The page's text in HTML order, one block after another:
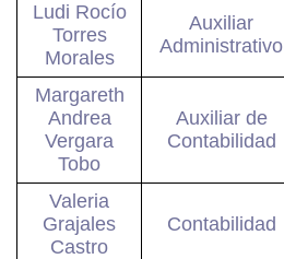
Ludi Rocío
Torres
Morales
Auxiliar
Administrativo
Margareth
Andrea
Vergara
Tobo
Auxiliar de
Contabilidad
Valeria
Grajales
Castro
Contabilidad